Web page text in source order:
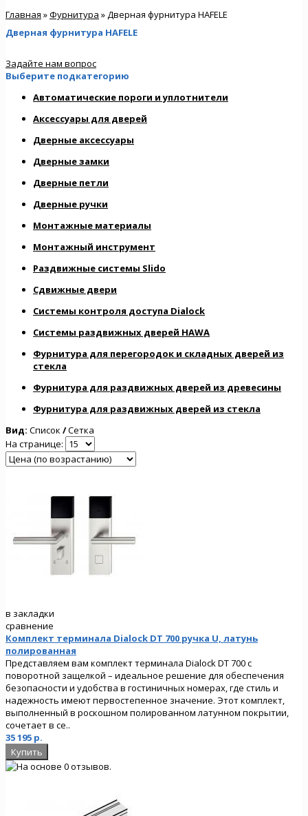
Главная »Фурнитура » Дверная фурнитура HAFELE
Дверная фурнитура HAFELE
Задайте нам вопрос
Выберите подкатегорию
Автоматические пороги и уплотнители
Аксессуары для дверей
Дверные аксессуары
Дверные замки
Дверные петли
Дверные ручки
Монтажные материалы
Монтажный инструмент
Раздвижные системы Slido
Сдвижные двери
Системы контроля доступа Dialock
Системы раздвижных дверей HAWA
Фурнитура для перегородок и складных дверей из
стекла
Фурнитура для раздвижных дверей из древесины
Фурнитура для раздвижных дверей из стекла
Вид: Список /Сетка
На странице:
в закладки
сравнение
Комплект терминала Dialock DT 700 ручка U, латунь
полированная
Представляем вам комплект терминала Dialock DT 700 с
поворотной защелкой – идеальное решение для обеспечения
безопасности и удобства в гостиничных номерах, где стиль и
надежность имеют первостепенное значение. Этот комплект,
выполненный в роскошном полированном латунном покрытии,
сочетает в се..
35 195 р.